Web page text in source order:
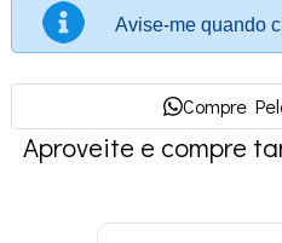
Avise-me quando
Compre
Aproveite e compre